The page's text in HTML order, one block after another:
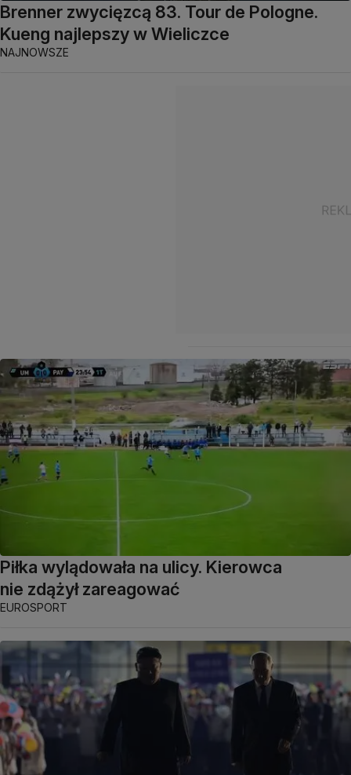
Brenner zwycięzcą 83. Tour de Pologne.
Kueng najlepszy w Wieliczce
NAJNOWSZE
Piłka wylądowała na ulicy. Kierowca
nie zdążył zareagować
EUROSPORT